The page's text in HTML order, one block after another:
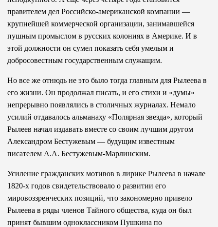
правителем дел Российско-американской компании —
крупнейшей коммерческой организации, занимавшейся
пушным промыслом в русских колониях в Америке. И в
этой должности он сумел показать себя умелым и
добросовестным государственным служащим.
Но все же отнюдь не это было тогда главным для Рылеева в
его жизни. Он продолжал писать, и его стихи и «думы»
непрерывно появлялись в столичных журналах. Немало
усилий отдавалось альманаху «Полярная звезда», который
Рылеев начал издавать вместе со своим лучшим другом
Александром Бестужевым — будущим известным
писателем А.А. Бестужевым-Марлинским.
Усиление гражданских мотивов в лирике Рылеева в начале
1820-х годов свидетельствовало о развитии его
мировоззренческих позиций, что закономерно привело
Рылеева в ряды членов Тайного общества, куда он был
принят бывшим одноклассником Пушкина по